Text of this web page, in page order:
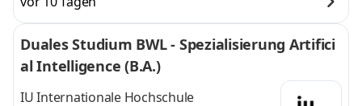
Duales Studium BWL - Spezialisierung Artifici
al Intelligence (B.A.)
IU Internationale Hochschule